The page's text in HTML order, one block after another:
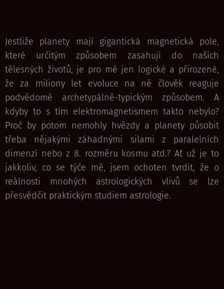
Jestliže planety mají gigantická magnetická pole,
které určitým způsobem zasahují do našich
tělesných životů, je pro mě jen logické a přirozené,
že za miliony let evoluce na ně člověk reaguje
podvědomě archetypálně-typickým způsobem. A
kdyby to s tím elektromagnetismem takto nebylo?
Proč by potom nemohly hvězdy a planety působit
třeba nějakými záhadnými silami z paralelních
dimenzí nebo z 8. rozměru kosmu atd.? Ať už je to
jakkoliv, co se týče mě, jsem ochoten tvrdit, že o
reálnosti mnohých astrologických vlivů se lze
přesvědčit praktickým studiem astrologie.